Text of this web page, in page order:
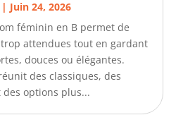
Juin 24, 2026
féminin en B permet de
attendues tout en gardant
douces ou élégantes.
des classiques, des
options plus...